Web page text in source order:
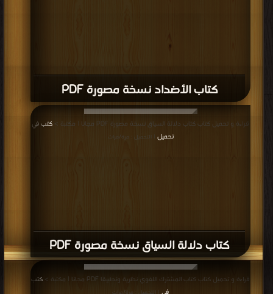
كتاب الأضداد نسخة مصورة PDF
كتاب دلالة السياق نسخة مصورة PDF
قراءة و تحميل كتاب كتاب دلالة السياق نسخة مصورة PDF مجانا | مكتبة >
كتب في
تحميل
| التحميل : مرة/مرات
قراءة و تحميل كتاب كتاب المشترك اللغوي نظرية وتطبيقا PDF مجانا | مكتبة >
كتب